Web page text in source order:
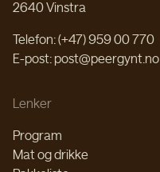
2640 Vinstra
Telefon: (+47) 959 00 770
E-post: post@peergynt.no
Lenker
Program
Mat og drikke